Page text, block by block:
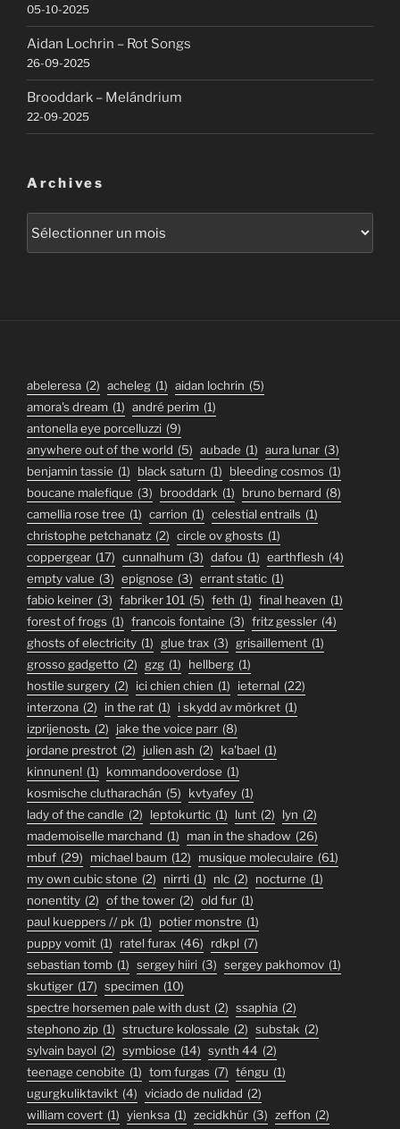
05-10-2025
Aidan Lochrin – Rot Songs
26-09-2025
Brooddark – Melándrium
22-09-2025
Archives
abeleresa (2) acheleg (1) aidan lochrin (5)
amora's dream (1) andré perim (1)
antonella eye porcelluzzi (9)
anywhere out of the world (5) aubade (1) aura lunar (3)
benjamin tassie (1) black saturn (1) bleeding cosmos (1)
boucane malefique (3) brooddark (1) bruno bernard (8)
camellia rose tree (1) carrion (1) celestial entrails (1)
christophe petchanatz (2) circle ov ghosts (1)
coppergear (17) cunnalhum (3) dafou (1) earthflesh (4)
empty value (3) epignose (3) errant static (1)
fabio keiner (3) fabriker 101 (5) feth (1) final heaven (1)
forest of frogs (1) francois fontaine (3) fritz gessler (4)
ghosts of electricity (1) glue trax (3) grisaillement (1)
grosso gadgetto (2) gzg (1) hellberg (1)
hostile surgery (2) ici chien chien (1) ieternal (22)
interzona (2) in the rat (1) i skydd av mörkret (1)
izprijenostь (2) jake the voice parr (8)
jordane prestrot (2) julien ash (2) ka'bael (1)
kinnunen! (1) kommandooverdose (1)
kosmische clutharachán (5) kvtyafey (1)
lady of the candle (2) leptokurtic (1) lunt (2) lyn (2)
mademoiselle marchand (1) man in the shadow (26)
mbuf (29) michael baum (12) musique moleculaire (61)
my own cubic stone (2) nirrti (1) nlc (2) nocturne (1)
nonentity (2) of the tower (2) old fur (1)
paul kueppers // pk (1) potier monstre (1)
puppy vomit (1) ratel furax (46) rdkpl (7)
sebastian tomb (1) sergey hiiri (3) sergey pakhomov (1)
skutiger (17) specimen (10)
spectre horsemen pale with dust (2) ssaphia (2)
stephono zip (1) structure kolossale (2) substak (2)
sylvain bayol (2) symbiose (14) synth 44 (2)
teenage cenobite (1) tom furgas (7) téngu (1)
ugurgkuliktavikt (4) viciado de nulidad (2)
william covert (1) yienksa (1) zecidkhür (3) zeffon (2)